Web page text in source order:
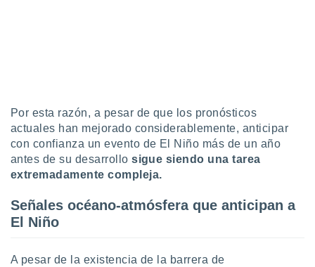
de la
del
de
o a través
de
de
con el
Por esta razón, a pesar de que los pronósticos
actuales han mejorado considerablemente, anticipar
con confianza un evento de El Niño más de un año
antes de su desarrollosigue siendo una tarea
extremadamente compleja.
Señales océano-atmósfera que anticipan a
El Niño
A pesar de la existencia de la barrera de